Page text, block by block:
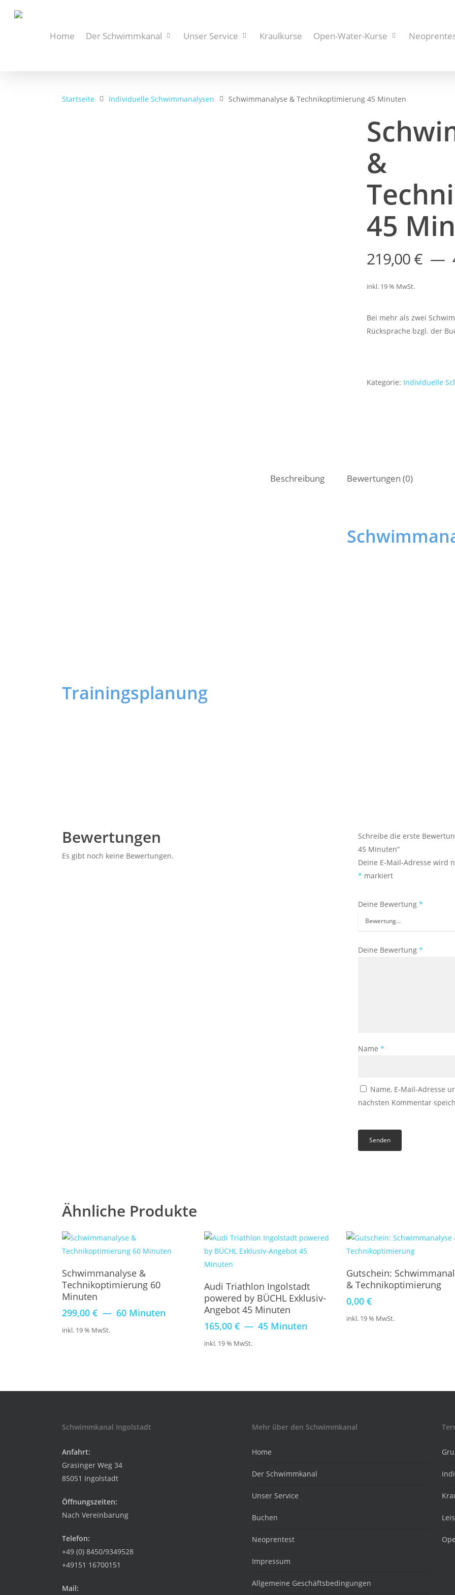
Home Der Schwimmkanal Unser Service Kraulkurse Open-Water-Kurse
Startseite Individuelle Schwimmanalysen Schwimmanalyse & Technikoptimierung 45 Minuten
&
45
219,00€
inkl. 19 % MwSt.
Bei mehr als zwei
Rücksprache bzgl. der
Kategorie: Individuelle
Beschreibung Bewertungen (0)
Trainingsplanung
Bewertungen
Es gibt noch keine Bewertungen.
Schreibe die erste
45 Minuten“
Deine E-Mail-Adresse wird
* markiert
Deine Bewertung *
Deine Bewertung *
Name *
Name, E-Mail-Adresse
nächsten Kommentar
Ähnliche Produkte
Buchen
Schwimmanalyse &
Technikoptimierung 60
Minuten
299,00 € 60 Minuten
inkl. 19 % MwSt.
Audi Triathlon Ingolstadt
powered by BÜCHL Exklusiv-
Angebot 45 Minuten
165,00 € 45 Minuten
inkl. 19 % MwSt.
Wähle Eine Option
Gutschein:
& Technikoptimierung
0,00 €
inkl. 19 % MwSt.
Schwimmkanal Ingolstadt
Anfahrt:
Grasinger Weg 34
85051 Ingolstadt
Öffnungszeiten:
Nach Vereinbarung
Telefon:
+49 (0) 8450/9349528
+49151 16700151
Mail:
Mehr über den Schwimmkanal
Home
Der Schwimmkanal
Unser Service
Buchen
Neoprentest
Impressum
Allgemeine Geschäftsbedingungen